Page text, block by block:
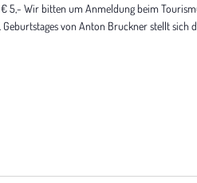
5,- Wir bitten um Anmeldung beim
von Anton Bruckner stellt sich